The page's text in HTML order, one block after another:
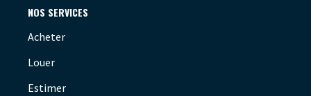
NOS SERVICES
Acheter
Louer
Estimer